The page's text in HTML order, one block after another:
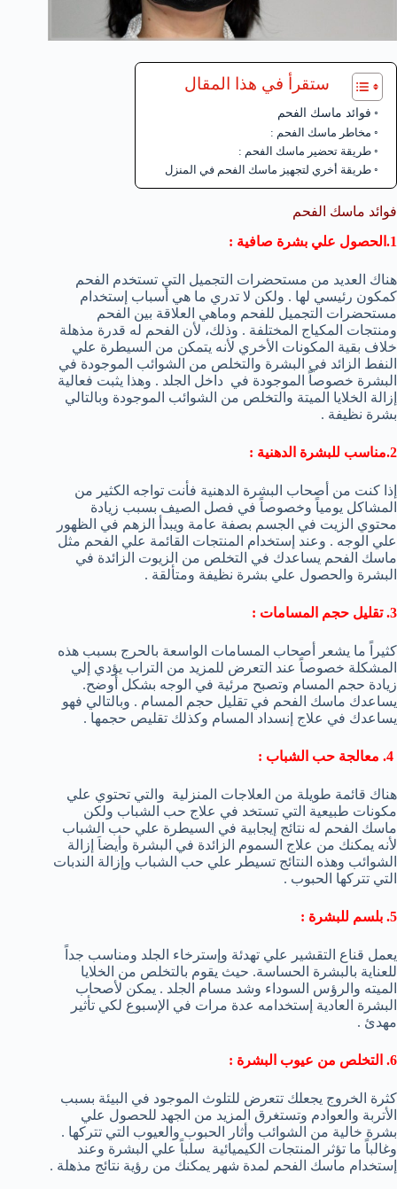
ستقرأ في هذا المقال
فوائد ماسك الفحم
مخاطر ماسك الفحم :
طريقة تحضير ماسك الفحم :
طريقة أخري لتجهيز ماسك الفحم في المنزل
فوائد ماسك الفحم
1.الحصول علي بشرة صافية :
هناك العديد من مستحضرات التجميل التي تستخدم الفحم
كمكون رئيسي لها . ولكن لا تدري ما هي أسباب إستخدام
مستحضرات التجميل للفحم وماهي العلاقة بين الفحم
ومنتجات المكياج المختلفة . وذلك، لأن الفحم له قدرة مذهلة
خلاف بقية المكونات الأخري لأنه يتمكن من السيطرة علي
النفط الزائد في البشرة والتخلص من الشوائب الموجودة في
البشرة خصوصاً الموجودة في داخل الجلد . وهذا يثبت فعالية
إزالة الخلايا الميتة والتخلص من الشوائب الموجودة وبالتالي
بشرة نظيفة .
2.مناسب للبشرة الدهنية :
إذا كنت من أصحاب البشرة الدهنية فأنت تواجه الكثير من
المشاكل يومياً وخصوصاً في فصل الصيف بسبب زيادة
محتوي الزيت في الجسم بصفة عامة ويبدأ الزهم في الظهور
علي الوجه . وعند إستخدام المنتجات القائمة علي الفحم مثل
ماسك الفحم يساعدك في التخلص من الزيوت الزائدة في
البشرة والحصول علي بشرة نظيفة ومتألقة .
3. تقليل حجم المسامات :
كثيراً ما يشعر أصحاب المسامات الواسعة بالحرج بسبب هذه
المشكلة خصوصاً عند التعرض للمزيد من التراب يؤدي إلي
زيادة حجم المسام وتصبح مرئية في الوجه بشكل أوضح.
يساعدك ماسك الفحم في تقليل حجم المسام . وبالتالي فهو
يساعدك في علاج إنسداد المسام وكذلك تقليص حجمها .
هناك قائمة طويلة من العلاجات المنزلية والتي تحتوي علي
مكونات طبيعية التي تستخد في علاج حب الشباب ولكن
ماسك الفحم له نتائج إيجابية في السيطرة علي حب الشباب
لأنه يمكنك من علاج السموم الزائدة في البشرة وأيضاَ إزالة
الشوائب وهذه النتائج تسيطر علي حب الشباب وإزالة الندبات
التي تتركها الحبوب .
5. بلسم للبشرة :
يعمل قناع التقشير علي تهدئة وإسترخاء الجلد ومناسب جداً
للعناية بالبشرة الحساسة. حيث يقوم بالتخلص من الخلايا
الميته والرؤس السوداء وشد مسام الجلد . يمكن لأصحاب
البشرة العادية إستخدامه عدة مرات في الإسبوع لكي تأثير
مهدئ .
6. التخلص من عيوب البشرة :
كثرة الخروج يجعلك تتعرض للتلوث الموجود في البيئة بسبب
الأتربة والعوادم وتستغرق المزيد من الجهد للحصول علي
بشرة خالية من الشوائب وأثار الحبوب والعيوب التي تتركها .
وغالباً ما تؤثر المنتجات الكيميائية سلباً علي البشرة وعند
إستخدام ماسك الفحم لمدة شهر يمكنك من رؤية نتائج مذهلة .